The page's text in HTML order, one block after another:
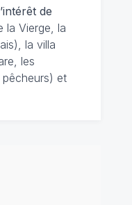
de
la Vierge, la
la villa
les
et